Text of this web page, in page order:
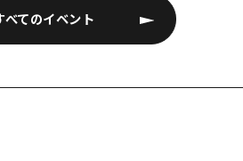
べてのイベント